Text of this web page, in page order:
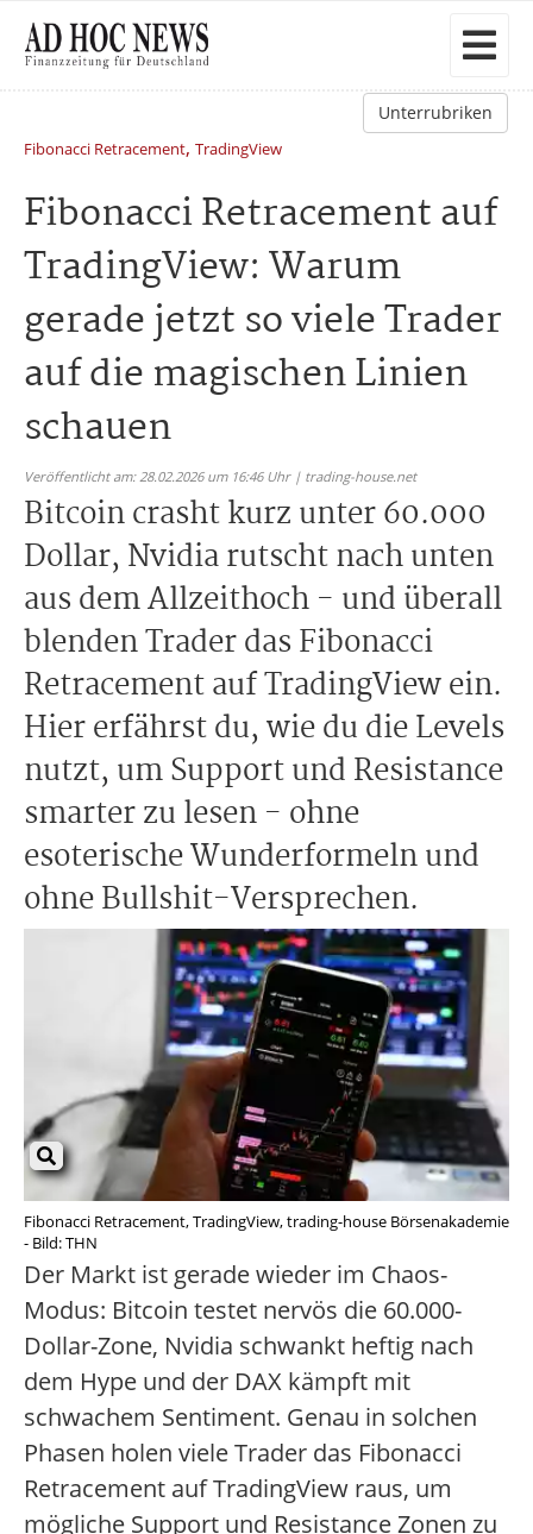
Unterrubriken
Fibonacci Retracement, TradingView
Fibonacci Retracement auf
TradingView: Warum
gerade jetzt so viele Trader
auf die magischen Linien
schauen
Veröffentlicht am: 28.02.2026 um 16:46 Uhr | trading-house.net
Bitcoin crasht kurz unter 60.000
Dollar, Nvidia rutscht nach unten
aus dem Allzeithoch - und überall
blenden Trader das Fibonacci
Retracement auf TradingView ein.
Hier erfährst du, wie du die Levels
nutzt, um Support und Resistance
smarter zu lesen - ohne
esoterische Wunderformeln und
ohne Bullshit-Versprechen.
Fibonacci Retracement, TradingView, trading-house Börsenakademie
- Bild: THN
Der Markt ist gerade wieder im Chaos-
Modus: Bitcoin testet nervös die 60.000-
Dollar-Zone, Nvidia schwankt heftig nach
dem Hype und der DAX kämpft mit
schwachem Sentiment. Genau in solchen
Phasen holen viele Trader das Fibonacci
Retracement auf TradingView raus, um
mögliche Support und Resistance Zonen zu